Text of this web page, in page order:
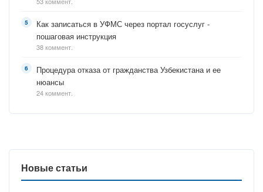
Как записаться в УФМС через портал госуслуг -
пошаговая инструкция
38 коммент.
Процедура отказа от гражданства Узбекистана и ее
нюансы
24 коммент.
Новые статьи